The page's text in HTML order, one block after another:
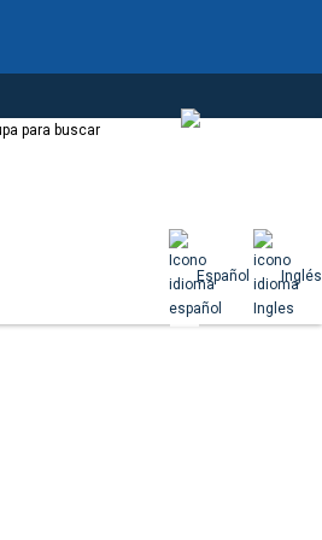
Español Inglés